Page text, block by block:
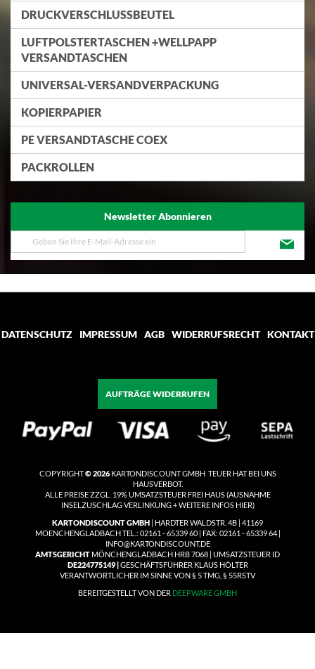
DRUCKVERSCHLUSSBEUTEL
LUFTPOLSTERTASCHEN +WELLPAPP
VERSANDTASCHEN
UNIVERSAL-VERSANDVERPACKUNG
KOPIERPAPIER
PE VERSANDTASCHE COEX
PACKROLLEN
Newsletter Abonnieren
Melden
Sie
unseren
DATENSCHUTZ
IMPRESSUM AGB WIDERRUFSRECHT KONTAKT
AUFTRÄGE WIDERRUFEN
COPYRIGHT© 2026KARTONDISCOUNT GMBH TEUER HAT BEI UNS
HAUSVERBOT.
ALLE PREISE ZZGL. 19% UMSATZSTEUER FREI HAUS(AUSNAHME
INSELZUSCHLAG VERLINKUNG + WEITERE INFOS HIER)
KARTONDISCOUNT GMBH | HARDTER WALDSTR. 4B | 41169
MOENCHENGLADBACH TEL.: 02161 - 65339 60 | FAX: 02161 - 65339 64 |
INFO@KARTONDISCOUNT.DE
AMTSGERICHT MÖNCHENGLADBACH HRB 7068 | UMSATZSTEUER ID
DE224775149 |GESCHÄFTSFÜHRER KLAUS HÖLTER
VERANTWORTLICHER IM SINNE VON § 5 TMG, § 55RSTV
BEREITGESTELLT VON DER DEEPWARE GMBH